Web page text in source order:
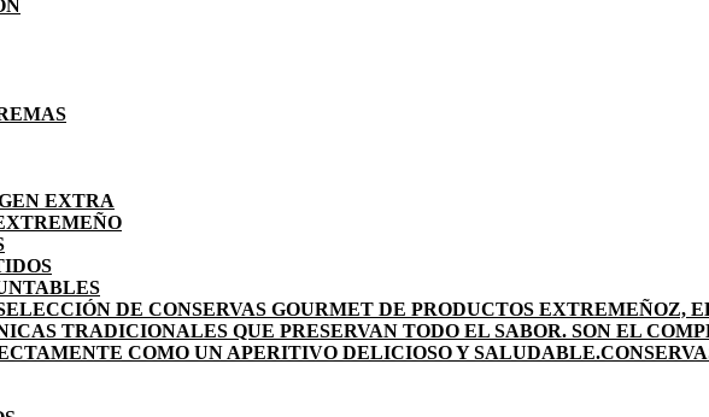
EXTRA
DE CONSERVAS GOURMET DE PRODUCTOS EXTREMEÑOZ,
TRADICIONALES QUE PRESERVAN TODO EL SABOR. SON EL
COMO UN APERITIVO DELICIOSO Y SALUDABLE.